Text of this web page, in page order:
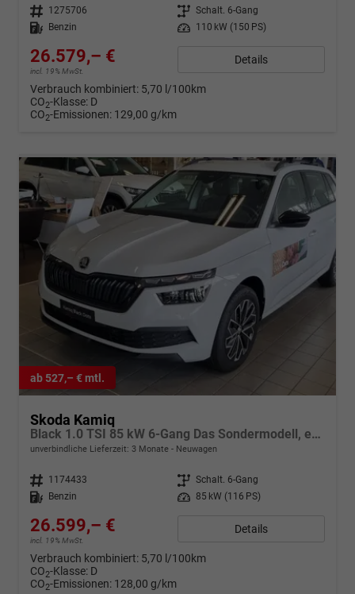
Fahrzeugnr. 1275706 Getriebe Schalt. 6-Gang
Kraftstoff
Benzin Leistung 110 kW (150 PS)
26.579,– €
incl. 19% MwSt.
Details
Verbrauch kombiniert: 5,70 l/100km
CO2-Klasse: D
CO2-Emissionen: 129,00 g/km
ab 527,– € mtl.
Skoda Kamiq
Black 1.0 TSI 85 kW 6-Gang Das Sondermodell, entdecken Sie die reichhaltige Serienausstattung
unverbindliche Lieferzeit: 3 Monate Neuwagen
Fahrzeugnr. 1174433 Getriebe Schalt. 6-Gang
Kraftstoff
Benzin Leistung 85 kW (116 PS)
26.599,– €
incl. 19% MwSt.
Details
Verbrauch kombiniert: 5,70 l/100km
CO2-Klasse: D
CO2-Emissionen: 128,00 g/km